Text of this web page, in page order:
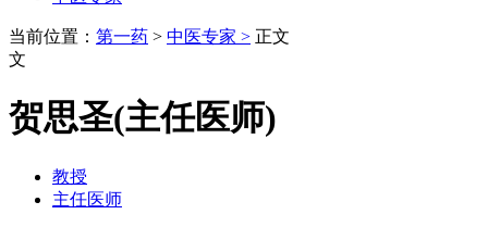
当前位置： 第一药 > 中医专家 > 正文
文
贺思圣(主任医师)
教授
主任医师